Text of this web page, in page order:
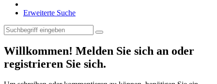
Erweiterte Suche
Willkommen! Melden Sie sich an oder
registrieren Sie sich.